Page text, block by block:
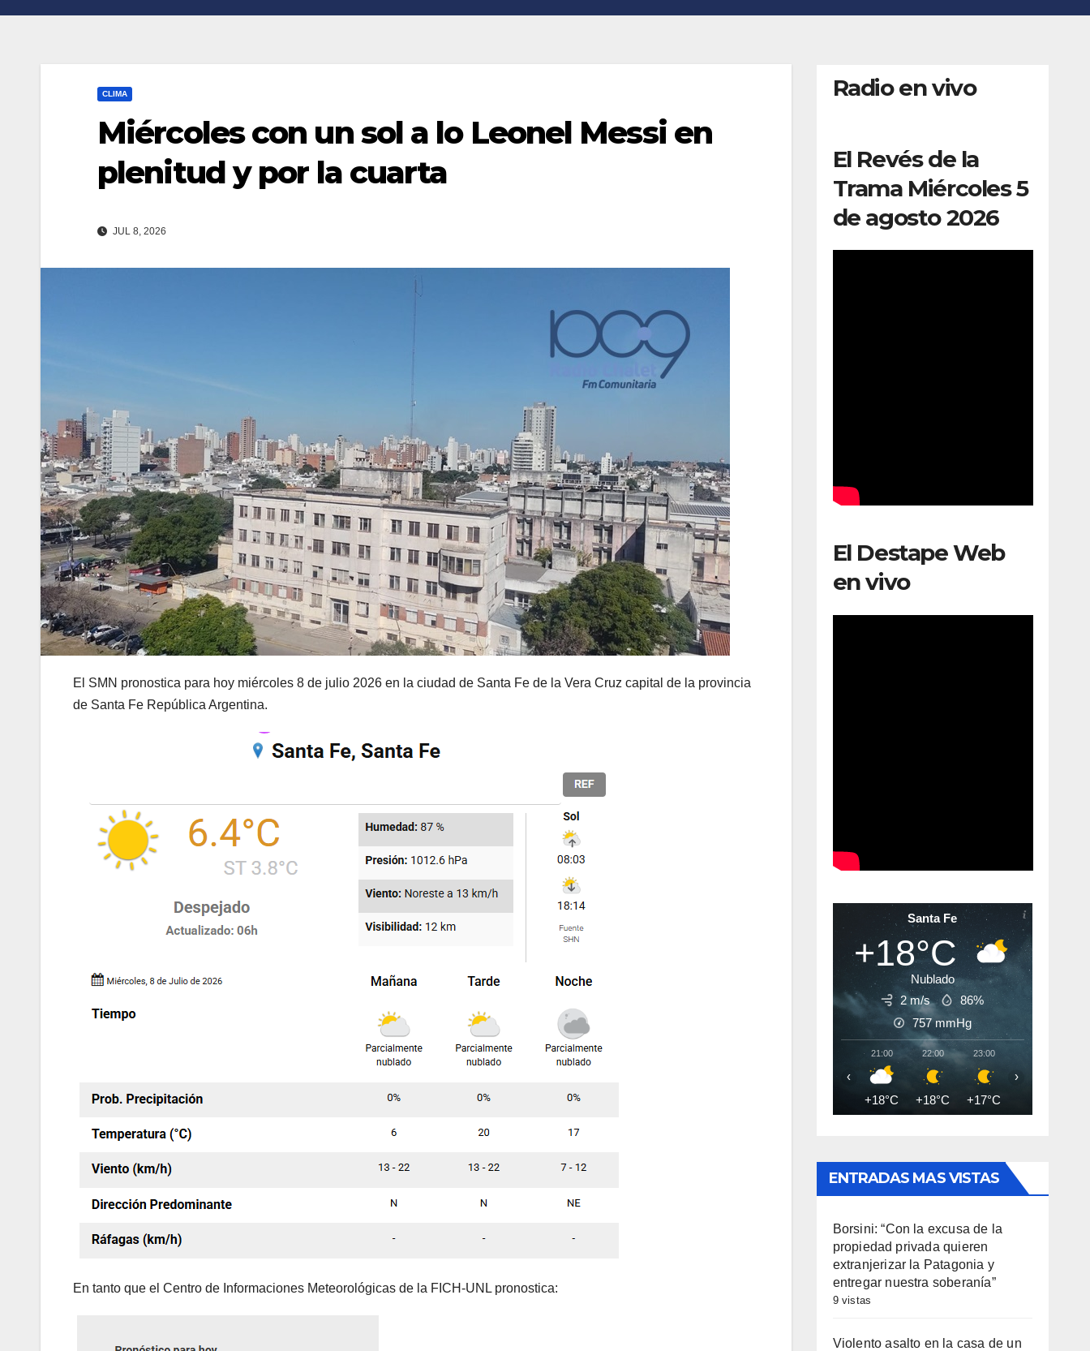
CLIMA
Miércoles con un sol a lo Leonel Messi en
plenitud y por la cuarta
JUL 8, 2026
El SMN pronostica para hoy miércoles 8 de julio 2026 en la ciudad de Santa Fe de la Vera Cruz capital de la provincia
de Santa Fe República Argentina.
En tanto que el Centro de Informaciones Meteorológicas de la FICH-UNL pronostica:
Radio en vivo
El Revés de la
Trama Miércoles 5
de agosto 2026
El Destape Web
en vivo
Santa Fe
+18°C
Nublado
2 m/s
86%
757mmHg
21:00
+18°C
22:00
+18°C
23:00
+17°C
‹ ›
ENTRADAS MAS VISTAS
Borsini: “Con la excusa de la
propiedad privada quieren
extranjerizar la Patagonia y
entregar nuestra soberanía”
9 vistas
Violento asalto en la casa de un
n